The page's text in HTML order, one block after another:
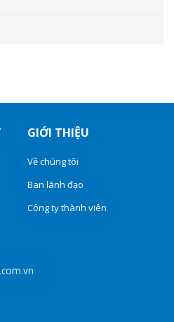
GIỚI THIỆU
Về chúng tôi
Ban lãnh đạo
Công ty thành viên